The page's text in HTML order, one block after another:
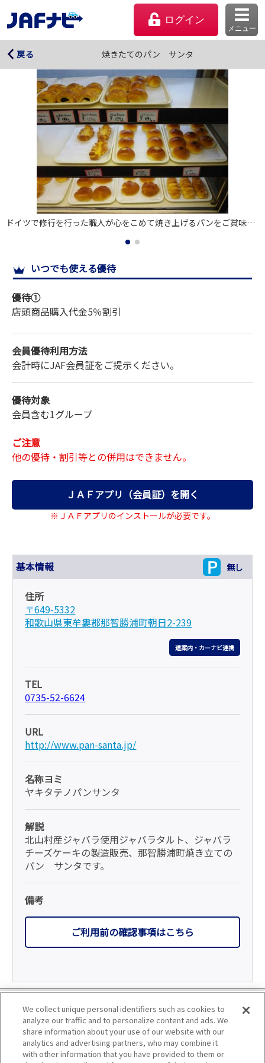
ログイン
メニュー
マイページ
会員優待のご利用方法
サイトマップ
戻る 焼きたてのパン サンタ
焼きたてのパン サンタ
ドイツで修行を行った職人が心をこめて焼き上げるパンをご賞味ください。
いつでも使える優待
優待①
店頭商品購入代金5％割引
会員優待利用方法
会計時にJAF会員証をご提示ください。
優待対象
会員含む1グループ
ご注意
他の優待・割引等との併用はできません。
ＪＡＦアプリ（会員証）を開く
※ＪＡＦアプリのインストールが必要です。
基本情報 無し
住所
〒649-5332
和歌山県東牟婁郡那智勝浦町朝日2-239
道案内・カーナビ連携
TEL
0735-52-6624
URL
http://www.pan-santa.jp/
名称ヨミ
ヤキタテノパンサンタ
解説
北山村産ジャバラ使用ジャバラタルト、ジャバラ
チーズケーキの製造販売、那智勝浦町焼き立ての
パン サンタです。
備考
ご利用前の確認事項はこちら
個人情報の取り扱いについて
会員優待サービスの提携をご検討の方へ
We collect unique personal identifiers such as cookies to
analyze our traffic and to personalize content and ads. We
share information about your use of our website with our
analytics and advertising partners, who may combine it
with other information that you have provided to them or